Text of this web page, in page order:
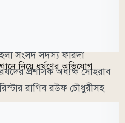
সংসদ সদস্য ফরিদা
প্রশাসক অধ্যক্ষ সোহরাব
রাগিব রউফ চৌধুরীসহ
নিয়ে ধর্ষণের অভিযোগ